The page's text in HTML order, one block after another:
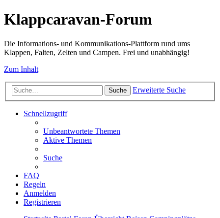
Klappcaravan-Forum
Die Informations- und Kommunikations-Plattform rund ums
Klappen, Falten, Zelten und Campen. Frei und unabhängig!
Zum Inhalt
Suche Erweiterte Suche
Schnellzugriff
Unbeantwortete Themen
Aktive Themen
Suche
FAQ
Regeln
Anmelden
Registrieren